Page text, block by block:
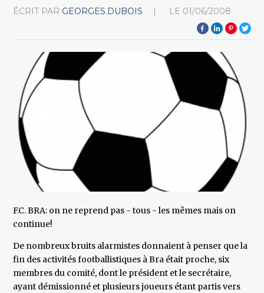
ÉCRIT PAR GEORGES.DUBOIS LE 01/06/2008
F.C. BRA: on ne reprend pas - tous - les mêmes mais on
continue!
De nombreux bruits alarmistes donnaient à penser que la
fin des activités footballistiques à Bra était proche, six
membres du comité, dont le président et le secrétaire,
ayant démissionné et plusieurs joueurs étant partis vers